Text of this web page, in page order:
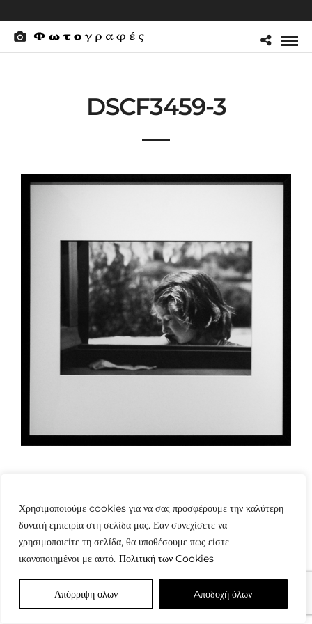
Χρησιμοποιούμε cookies για να σας προσφέρουμε την καλύτερη
δυνατή εμπειρία στη σελίδα μας. Εάν συνεχίσετε να
χρησιμοποιείτε τη σελίδα, θα υποθέσουμε πως είστε
ικανοποιημένοι με αυτό. Πολιτική των Cookies
Απόρριψη όλων Aποδοχή όλων
DSCF3459-3
© Copyright: www.fotografes.gr - Δαμιανός Μωραΐτης